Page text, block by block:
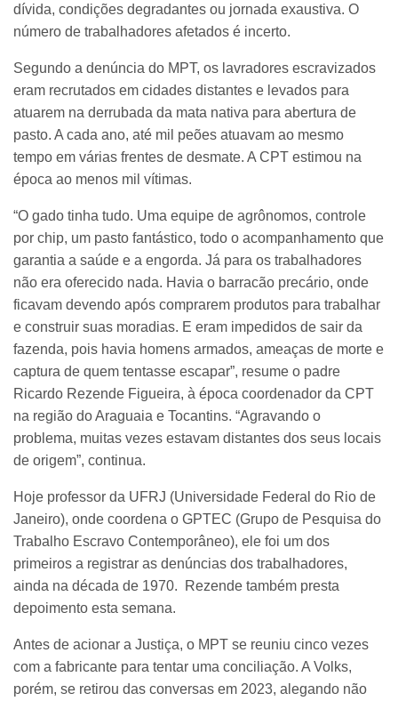
dívida, condições degradantes ou jornada exaustiva. O
número de trabalhadores afetados é incerto.
Segundo a denúncia do MPT, os lavradores escravizados
eram recrutados em cidades distantes e levados para
atuarem na derrubada da mata nativa para abertura de
pasto. A cada ano, até mil peões atuavam ao mesmo
tempo em várias frentes de desmate. A CPT estimou na
época ao menos mil vítimas.
“O gado tinha tudo. Uma equipe de agrônomos, controle
por chip, um pasto fantástico, todo o acompanhamento que
garantia a saúde e a engorda. Já para os trabalhadores
não era oferecido nada. Havia o barracão precário, onde
ficavam devendo após comprarem produtos para trabalhar
e construir suas moradias. E eram impedidos de sair da
fazenda, pois havia homens armados, ameaças de morte e
captura de quem tentasse escapar”, resume o padre
Ricardo Rezende Figueira, à época coordenador da CPT
na região do Araguaia e Tocantins. “Agravando o
problema, muitas vezes estavam distantes dos seus locais
de origem”, continua.
Hoje professor da UFRJ (Universidade Federal do Rio de
Janeiro), onde coordena o GPTEC (Grupo de Pesquisa do
Trabalho Escravo Contemporâneo), ele foi um dos
primeiros a registrar as denúncias dos trabalhadores,
ainda na década de 1970. Rezende também presta
depoimento esta semana.
Antes de acionar a Justiça, o MPT se reuniu cinco vezes
com a fabricante para tentar uma conciliação. A Volks,
porém, se retirou das conversas em 2023, alegando não